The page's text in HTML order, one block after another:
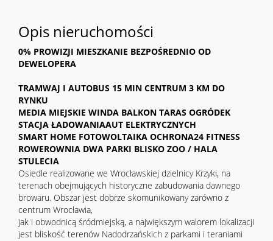
Opis nieruchomości
0% PROWIZJI MIESZKANIE BEZPOŚREDNIO OD
DEWELOPERA
TRAMWAJ I AUTOBUS 15 MIN CENTRUM 3 KM DO
RYNKU
MEDIA MIEJSKIE WINDA BALKON TARAS OGRÓDEK
STACJA ŁADOWANIAAUT ELEKTRYCZNYCH
SMART HOME FOTOWOLTAIKA OCHRONA24 FITNESS
ROWEROWNIA DWA PARKI BLISKO ZOO / HALA
STULECIA
Osiedle realizowane we Wrocławskiej dzielnicy Krzyki, na
terenach obejmujących historyczne zabudowania dawnego
browaru. Obszar jest dobrze skomunikowany zarówno z
centrum Wrocławia,
jak i obwodnicą śródmiejską, a największym walorem lokalizacji
jest bliskość terenów Nadodrzańskich z parkami i teraniami